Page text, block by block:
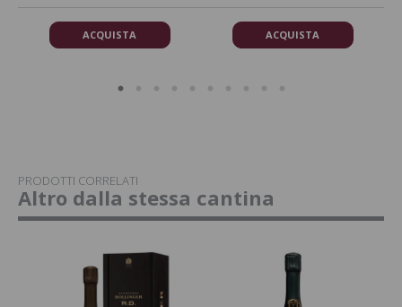
ACQUISTA ACQUISTA
PRODOTTI CORRELATI
Altro dalla stessa cantina